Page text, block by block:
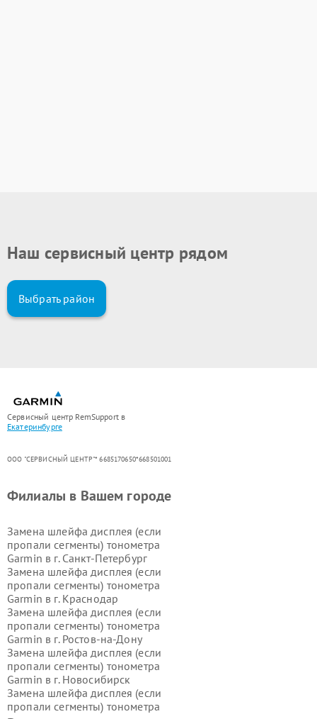
Наш сервисный центр рядом
Выбрать район
Сервисный центр RemSupport в
Екатеринбурге
ООО "СЕРВИСНЫЙ ЦЕНТР"* 6685170650*668501001
Филиалы в Вашем городе
Замена шлейфа дисплея (если
пропали сегменты) тонометра
Garmin в г. Санкт-Петербург
Замена шлейфа дисплея (если
пропали сегменты) тонометра
Garmin в г. Краснодар
Замена шлейфа дисплея (если
пропали сегменты) тонометра
Garmin в г. Ростов-на-Дону
Замена шлейфа дисплея (если
пропали сегменты) тонометра
Garmin в г. Новосибирск
Замена шлейфа дисплея (если
пропали сегменты) тонометра